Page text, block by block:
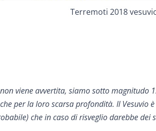
Terremoti 2018
viene avvertita, siamo sotto magnitudo
per la loro scarsa profondità. Il
che in caso di risveglio darebbe